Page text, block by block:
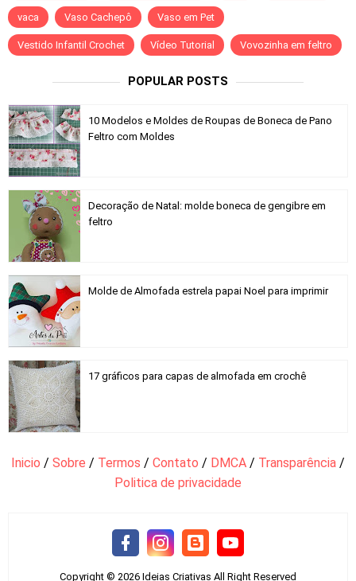
vaca Vaso Cachepô Vaso em Pet
Vestido Infantil Crochet Vídeo Tutorial Vovozinha em feltro
POPULAR POSTS
10 Modelos e Moldes de Roupas de Boneca de Pano
Feltro com Moldes
Decoração de Natal: molde boneca de gengibre em
feltro
Molde de Almofada estrela papai Noel para imprimir
17 gráficos para capas de almofada em crochê
Inicio / Sobre / Termos / Contato / DMCA / Transparência /
Politica de privacidade
Copyright © 2026 Ideias Criativas All Right Reserved